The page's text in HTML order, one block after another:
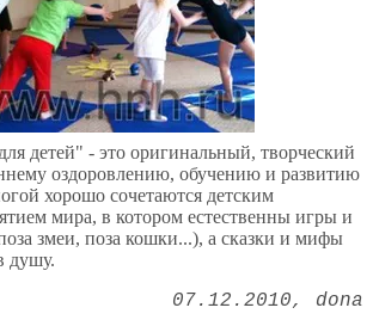
детей" - это оригинальный, творческий
оздоровлению, обучению и развитию
хорошо сочетаются детским
мира, в котором естественны игры и
змеи, поза кошки...), а сказки и мифы
душу.
07.12.2010 dona